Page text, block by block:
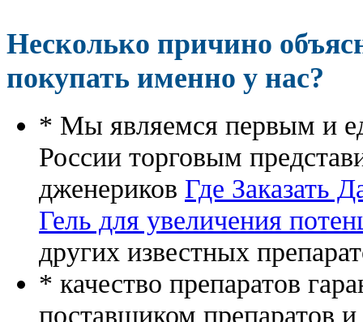
Несколько причино
покупать именно у нас?
* Мы являемся первым и
России торговым
дженериков Где Заказать
Гель для увеличения
других известных
* качество препаратов
поставщиком препаратов